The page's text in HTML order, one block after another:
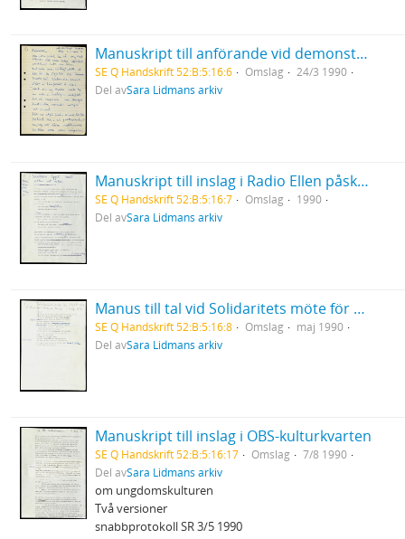
Manuskript till anförande vid demonstration mot kärnkraft i Göteborg
SE Q Handskrift 52:B:5:16:6 Omslag
24/3 1990
Del avSara Lidmans arkiv
Manuskript till inslag i Radio Ellen påskafton 1990 "Saltkorn ägget runt med det kokar"
SE Q Handskrift 52:B:5:16:7 Omslag
1990
Del avSara Lidmans arkiv
Manus till tal vid Solidaritets möte för flyktingar
SE Q Handskrift 52:B:5:16:8 Omslag
maj 1990
Del avSara Lidmans arkiv
Manuskript till inslag i OBS-kulturkvarten
SE Q Handskrift 52:B:5:16:17 Omslag
7/8 1990
Del avSara Lidmans arkiv
om ungdomskulturen
Två versioner
snabbprotokoll SR 3/5 1990